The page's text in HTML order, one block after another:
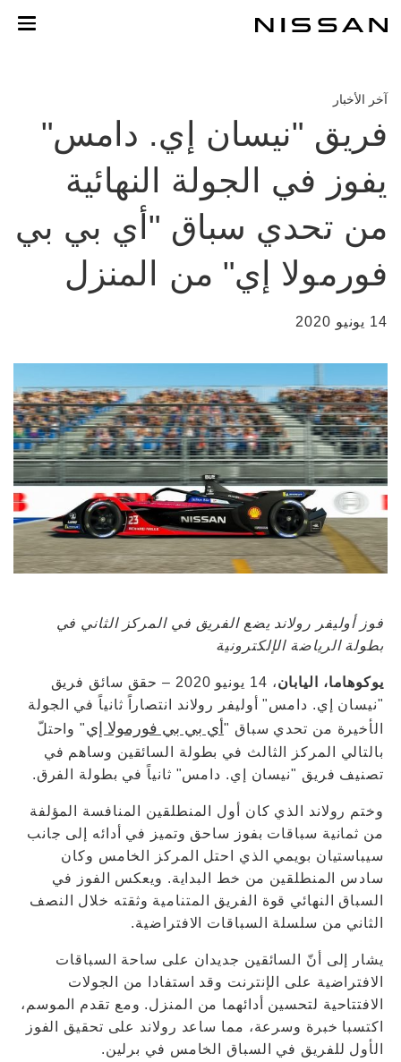
المحتوى
آخر الأخبار
فريق "نيسان إي. دامس"
يفوز في الجولة النهائية
من تحدي سباق "أي بي بي
فورمولا إي" من المنزل
14 يونيو 2020
فوز أوليفر رولاند يضع الفريق في المركز الثاني في
بطولة الرياضة الإلكترونية
يوكوهاما، اليابان
، 14 يونيو 2020 – حقق سائق فريق
"نيسان إي. دامس" أوليفر رولاند انتصاراً ثانياً في الجولة
الأخيرة من تحدي سباق "أي بي بي فورمولا إي" واحتلّ
بالتالي المركز الثالث في بطولة السائقين وساهم في
تصنيف فريق "نيسان إي. دامس" ثانياً في بطولة الفرق.
وختم رولاند الذي كان أول المنطلقين المنافسة المؤلفة
من ثمانية سباقات بفوز ساحق وتميز في أدائه إلى جانب
سيباستيان بويمي الذي احتل المركز الخامس وكان
سادس المنطلقين من خط البداية. ويعكس الفوز في
السباق النهائي قوة الفريق المتنامية وثقته خلال النصف
الثاني من سلسلة السباقات الافتراضية.
يشار إلى أنّ السائقين جديدان على ساحة السباقات
الافتراضية على الإنترنت وقد استفادا من الجولات
الافتتاحية لتحسين أدائهما من المنزل. ومع تقدم الموسم،
اكتسبا خبرة وسرعة، مما ساعد رولاند على تحقيق الفوز
الأول للفريق في السباق الخامس في برلين.